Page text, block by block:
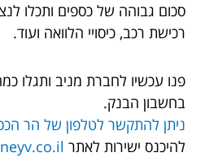
סכום גבוהה של כספים ותכלו
רכישת רכב, כיסויי הלוואה ועוד.
פנו עכשיו לחברת מניב ותגלו
בחשבון הבנק.
ניתן להתקשר לטלפון של הר
להיכנס ישירות לאתר